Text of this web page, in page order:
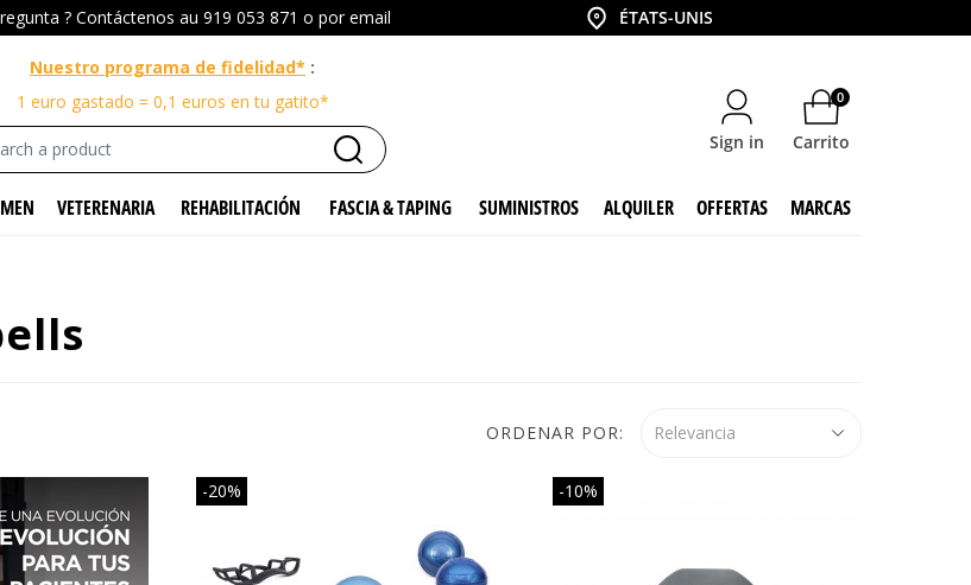
? Contáctenos au 919 053 871 o por email País ÉTATS-UNIS
Nuestro programa de fidelidad* :
1 euro gastado = 0,1 euros en tu gatito*
Sign in
Carrito
0
VETERENARIA REHABILITACIÓN FASCIA & TAPING SUMINISTROS ALQUILER OFFERTAS MARCAS
ORDENAR POR: Relevancia
-20% -10%